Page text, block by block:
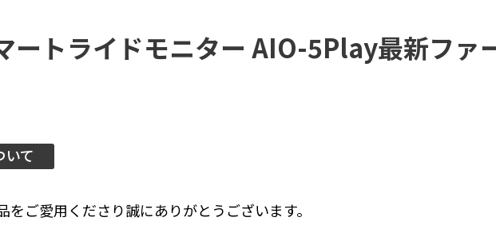
ンテンナンス用品 【Callsight】 カー用品
ートライドモニター AIO-5Play最新フ
いて
ご愛用くださり誠にありがとうございます。